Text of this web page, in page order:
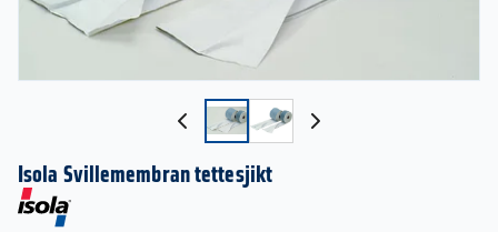
Isola Svillemembran tettesjikt